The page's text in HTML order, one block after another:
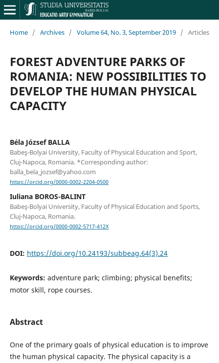
Home / Archives / Volume 64, No. 3, September 2019 / Articles
FOREST ADVENTURE PARKS OF
ROMANIA: NEW POSSIBILITIES TO
DEVELOP THE HUMAN PHYSICAL
CAPACITY
Béla József BALLA
Babeş-Bolyai University, Faculty of Physical Education and Sport,
Cluj-Napoca, Romania. *Corresponding author:
balla_bela_jozsef@yahoo.com
https://orcid.org/0000-0002-2204-0500
Iuliana BOROS-BALINT
Babeş-Bolyai University, Faculty of Physical Education and Sports,
Cluj-Napoca, Romania.
https://orcid.org/0000-0002-5717-412X
DOI: https://doi.org/10.24193/subbeag.64(3).24
Keywords: adventure park; climbing; physical benefits;
motor skill, rope courses.
Abstract
One of the primary goals of physical education is to improve
the human physical capacity. The physical capacity is a